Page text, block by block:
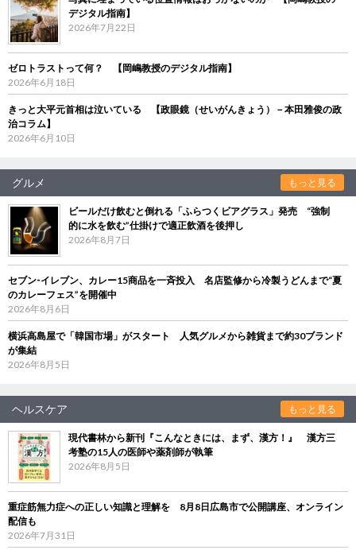
デジタル指南】
2026年7月22日
ゼロトラストって何？ 【岡嶋教授のデジタル指南】
2026年6月18日
きっと大平元首相は泣いている 【政眼鏡（せいがんきょう）－本田雅俊の政
治コラム】
2026年6月10日
グルメ もっと見る
ビールだけ飲むと倒れる「ふらつくビアグラス」発売 “強制
的に水を飲む”仕掛けで適正飲酒を後押し
2026年8月7日
セブン‐イレブン、カレー15商品を一斉投入 名店監修から冷製うどんまで“夏
のカレーフェス”を開催中
2026年8月6日
横浜高島屋で「韓国市場」がスタート 人気グルメから雑貨まで約30ブランド
が集結
2026年8月5日
ヘルスケア もっと見る
現代書林から新刊『こんなときには、まず、漢方！』 漢方三
考塾の15人の医師や薬剤師が執筆
2026年8月5日
重症筋無力症への正しい知識と理解を 8月8日広島市で公開講座、オンライン
配信も
2026年7月31日